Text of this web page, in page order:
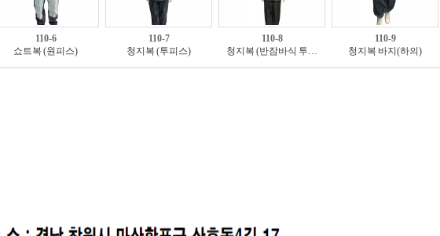
110-6
쇼트복 (원피스)
110-7
청지복 (투피스)
110-8
청지복 (반잠바식 투…
110-9
청지복 바지(하의)